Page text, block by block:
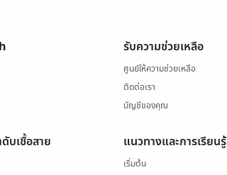
บเชื้อสาย
รับความช่วยเหลือ
ศูนย์ให้ความช่วยเหลือ
ติดต่อเรา
บัญชีของคุณ
แนวทางและการเรียนรู้
เริ่มต้น